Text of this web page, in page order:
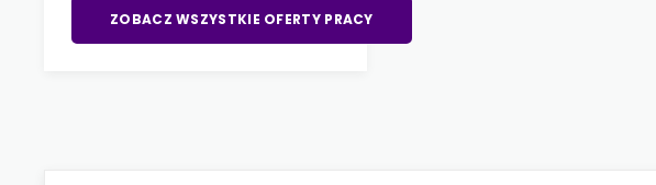
ZOBACZ WSZYSTKIE OFERTY PRACY